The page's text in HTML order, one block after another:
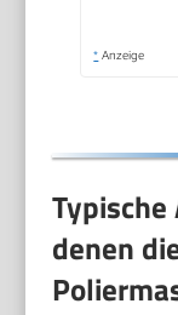
* Anzeige
denen